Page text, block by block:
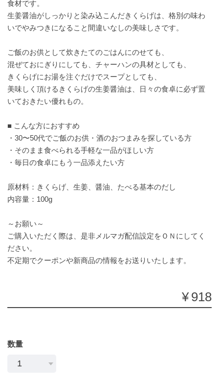
食材です。
生姜醤油がしっかりと染み込こんだきくらげは、格別の味わ
いでやみつきになること間違いなしの美味しさです。
ご飯のお供として炊きたてのごはんにのせても、
混ぜておにぎりにしても、チャーハンの具材としても、
きくらげにお湯を注ぐだけでスープとしても、
美味しく頂けるきくらげの生姜醤油は、日々の食卓に必ず置
いておきたい優れもの。
■ こんな方におすすめ
・30〜50代でご飯のお供・酒のおつまみを探している方
・そのまま食べられる手軽な一品がほしい方
・毎日の食卓にもう一品添えたい方
原材料：きくらげ、生姜、醤油、たべる基本のだし
内容量：100g
～お願い～
ご購入いただく際は、是非メルマガ配信設定をＯＮにしてく
ださい。
不定期でクーポンや新商品の情報をお送りいたします。
¥918
数量